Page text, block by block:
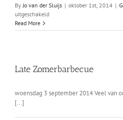
ByJo van der Sluijs | oktober 1st, 2014 |
uitgeschakeldvoor
van
ook
Read More
Late Zomerbarbecue
woensdag 3 september 2014 Veel van
[...]